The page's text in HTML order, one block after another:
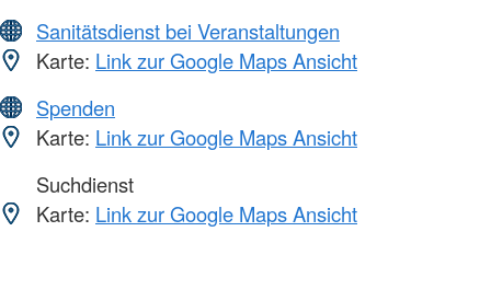
Sanitätsdienst bei Veranstaltungen
Karte: Link zur Google Maps Ansicht
Spenden
Karte: Link zur Google Maps Ansicht
Suchdienst
Karte: Link zur Google Maps Ansicht